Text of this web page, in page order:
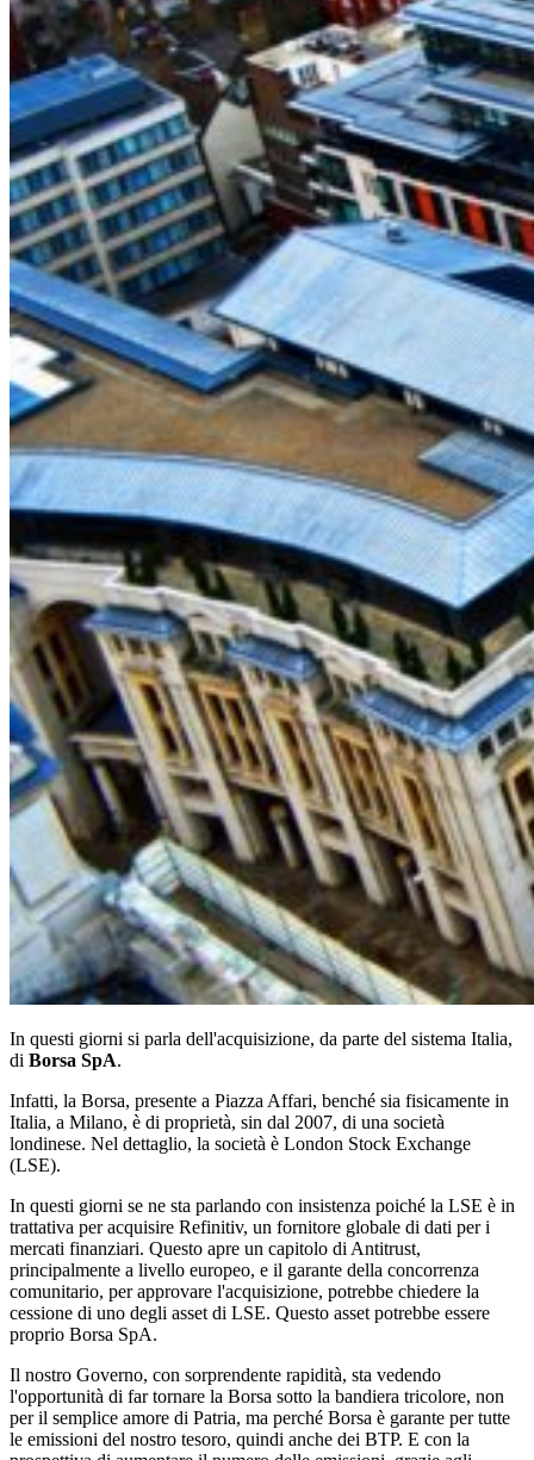
In questi giorni si parla dell'acquisizione, da parte del sistema Italia,
di Borsa SpA.
Infatti, la Borsa, presente a Piazza Affari, benché sia fisicamente in
Italia, a Milano, è di proprietà, sin dal 2007, di una società
londinese. Nel dettaglio, la società è London Stock Exchange
(LSE).
In questi giorni se ne sta parlando con insistenza poiché la LSE è in
trattativa per acquisire Refinitiv, un fornitore globale di dati per i
mercati finanziari. Questo apre un capitolo di Antitrust,
principalmente a livello europeo, e il garante della concorrenza
comunitario, per approvare l'acquisizione, potrebbe chiedere la
cessione di uno degli asset di LSE. Questo asset potrebbe essere
proprio Borsa SpA.
Il nostro Governo, con sorprendente rapidità, sta vedendo
l'opportunità di far tornare la Borsa sotto la bandiera tricolore, non
per il semplice amore di Patria, ma perché Borsa è garante per tutte
le emissioni del nostro tesoro, quindi anche dei BTP. E con la